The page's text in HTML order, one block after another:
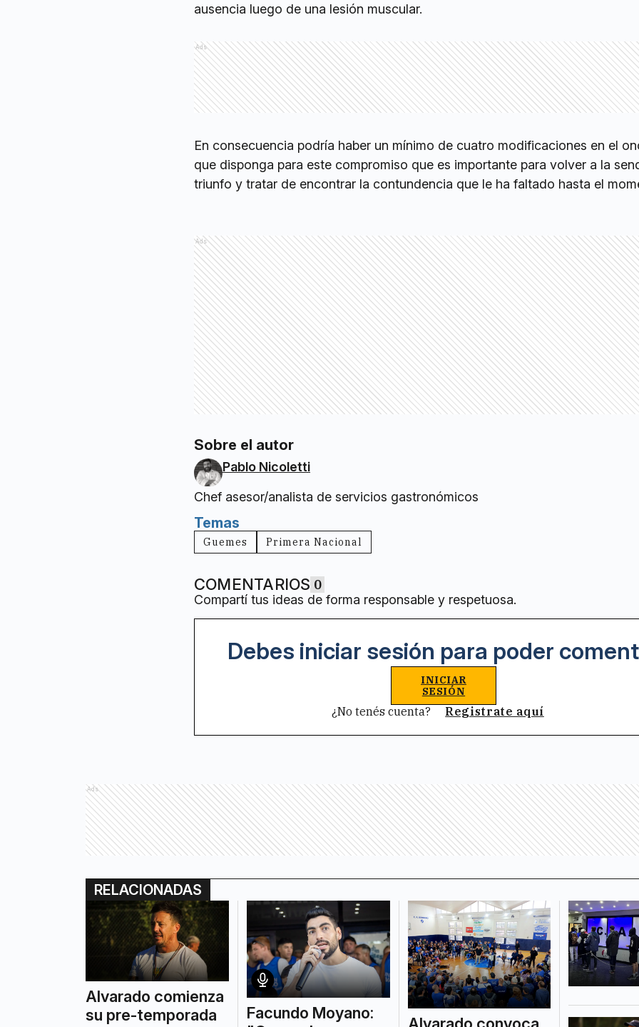
ausencia luego de una lesión muscular.
Ads
En consecuencia podría haber un mínimo de cuatro modificaciones en el
que disponga para este compromiso que es importante para volver a la
triunfo y tratar de encontrar la contundencia que le ha faltado hasta el
Ads
Sobre el autor
Pablo Nicoletti
Chef asesor/analista de servicios gastronómicos
Temas
Guemes Primera Nacional
COMENTARIOS 0
Compartí tus ideas de forma responsable y respetuosa.
Debes iniciar sesión para poder
INICIAR
SESIÓN
¿No tenés cuenta? Registrate aquí
Ads
RELACIONADAS
Alvarado comienza
su pre-temporada
Facundo Moyano: